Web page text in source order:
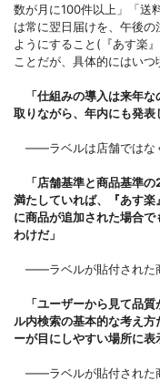
数が月に100件以上」「送
は常に翌日届けを、午後
ようにすること(『あす楽
ことだが、具体的にはいつ
「仕組みの導入は来年
取りながら、年内にも発表
――ラベルは店舗ではな
「店舗基準と商品基準
満たしていれば、『あす
に商品が追加された場合
わけだ」
――ラベルが貼付された
「ユーザーから見て品
ル内検索の基本的な考え
ーが目にしやすい場所に表
――ラベルが貼付された